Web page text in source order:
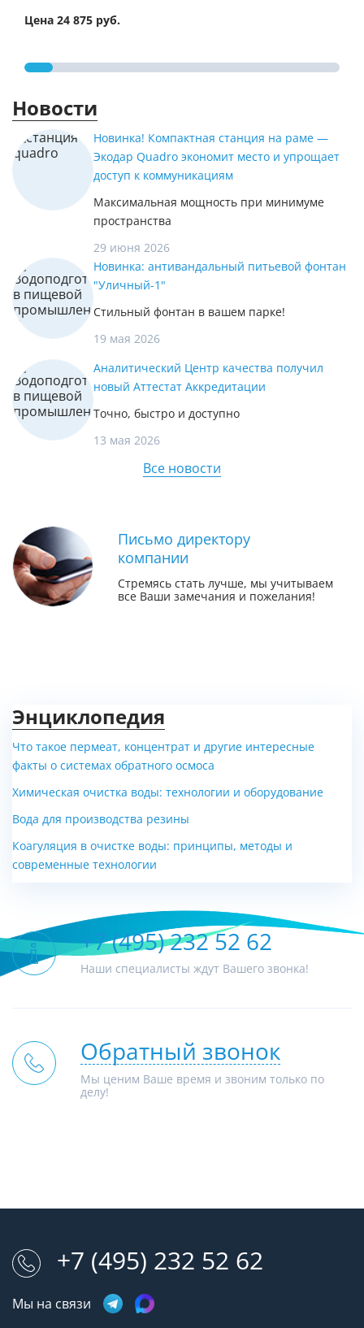
Цена 24 875 руб.
Новости
Новинка! Компактная станция на раме —
Экодар Quadro экономит место и упрощает
доступ к коммуникациям
Максимальная мощность при минимуме
пространства
29 июня 2026
Новинка: антивандальный питьевой фонтан
"Уличный-1"
Стильный фонтан в вашем парке!
19 мая 2026
Аналитический Центр качества получил
новый Аттестат Аккредитации
Точно, быстро и доступно
13 мая 2026
Все новости
Письмо директору
компании
Стремясь стать лучше, мы учитываем
все Ваши замечания и пожелания!
Энциклопедия
Что такое пермеат, концентрат и другие интересные
факты о системах обратного осмоса
Химическая очистка воды: технологии и оборудование
Вода для производства резины
Коагуляция в очистке воды: принципы, методы и
современные технологии
+7 (495) 232 52 62
Наши специалисты ждут Вашего звонка!
Обратный звонок
Мы ценим Ваше время и звоним только по
делу!
+7 (495) 232 52 62
Мы на связи